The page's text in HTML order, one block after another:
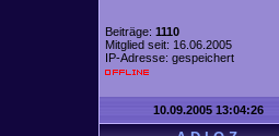
Beiträge: 1110
Mitglied seit: 16.06.2005
IP-Adresse: gespeichert
10.09.2005 13:04:26